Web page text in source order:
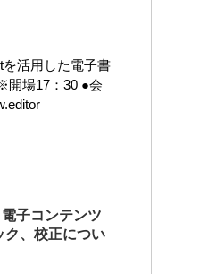
活用した電子書
場17：30 ●会
子コンテンツ
ク、校正につい